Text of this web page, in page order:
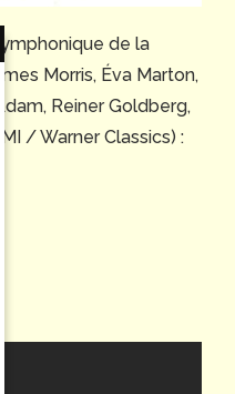
de la
Morris, Éva Marton,
Reiner Goldberg,
/ Warner Classics) :